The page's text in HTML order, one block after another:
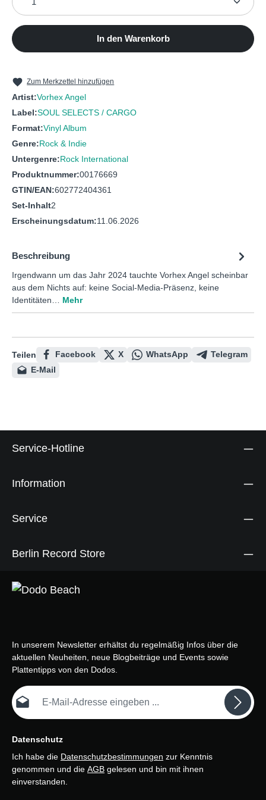
In den Warenkorb
Zum Merkzettel hinzufügen
Artist:Vorhex Angel
Label:SOUL SELECTS / CARGO
Format:Vinyl Album
Genre:Rock & Indie
Untergenre:Rock International
Produktnummer:00176669
GTIN/EAN:602772404361
Set-Inhalt2
Erscheinungsdatum:11.06.2026
Beschreibung
Irgendwann um das Jahr 2024 tauchte Vorhex Angel scheinbar
aus dem Nichts auf: keine Social-Media-Präsenz, keine
Identitäten… Mehr
Teilen Facebook X WhatsApp
Telegram
E-Mail
Service-Hotline
Information
Service
Berlin Record Store
In unserem Newsletter erhältst du regelmäßig Infos über die
aktuellen Neuheiten, neue Blogbeiträge und Events sowie
Plattentipps von den Dodos.
E-Mail-Adresse*
Datenschutz
Ich habe die Datenschutzbestimmungen zur Kenntnis
genommen und die AGB gelesen und bin mit ihnen
einverstanden.